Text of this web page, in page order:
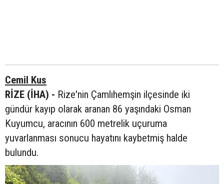
Cemil Kus
RİZE (İHA) - Rize'nin Çamlıhemşin ilçesinde iki
gündür kayıp olarak aranan 86 yaşındaki Osman
Kuyumcu, aracının 600 metrelik uçuruma
yuvarlanması sonucu hayatını kaybetmiş halde
bulundu.